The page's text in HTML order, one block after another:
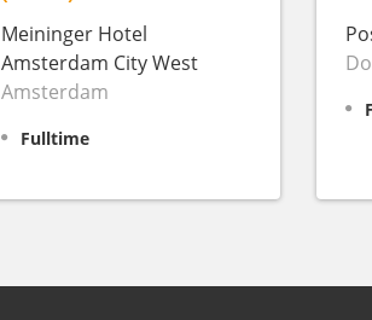
Meininger Hotel
Amsterdam City West
Amsterdam
Fulltime